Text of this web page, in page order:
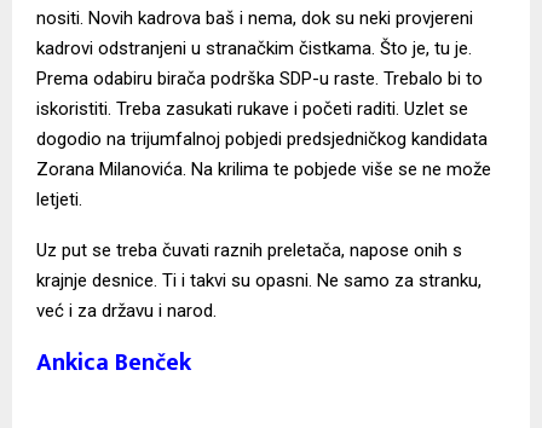
nositi. Novih kadrova baš i nema, dok su neki provjereni
kadrovi odstranjeni u stranačkim čistkama. Što je, tu je.
Prema odabiru birača podrška SDP-u raste. Trebalo bi to
iskoristiti. Treba zasukati rukave i početi raditi. Uzlet se
dogodio na trijumfalnoj pobjedi predsjedničkog kandidata
Zorana Milanovića. Na krilima te pobjede više se ne može
letjeti.
Uz put se treba čuvati raznih preletača, napose onih s
krajnje desnice. Ti i takvi su opasni. Ne samo za stranku,
već i za državu i narod.
Ankica Benček